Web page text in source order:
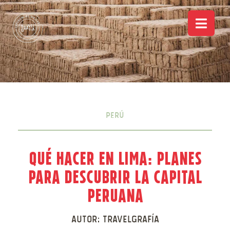
Perú
Qué hacer en Lima: Planes
para descubrir la capital
peruana
Autor: Travelgrafía